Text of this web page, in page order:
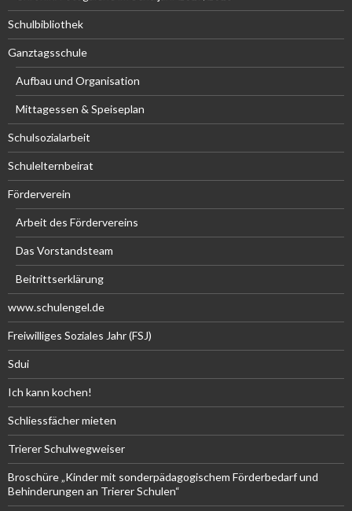
Schulbibliothek
Ganztagsschule
Aufbau und Organisation
Mittagessen & Speiseplan
Schulsozialarbeit
Schulelternbeirat
Förderverein
Arbeit des Fördervereins
Das Vorstandsteam
Beitrittserklärung
www.schulengel.de
Freiwilliges Soziales Jahr (FSJ)
Sdui
Ich kann kochen!
Schliessfächer mieten
Trierer Schulwegweiser
Broschüre „Kinder mit sonderpädagogischem Förderbedarf und
Behinderungen an Trierer Schulen“